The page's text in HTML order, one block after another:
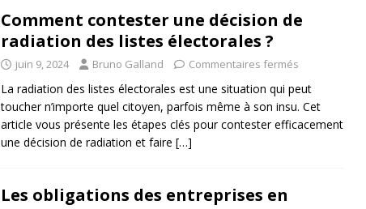
Comment contester une décision de
radiation des listes électorales ?
juin 9, 2024 Bruno Galland Commentaires fermés
La radiation des listes électorales est une situation qui peut
toucher n’importe quel citoyen, parfois même à son insu. Cet
article vous présente les étapes clés pour contester efficacement
une décision de radiation et faire […]
Les obligations des entreprises en